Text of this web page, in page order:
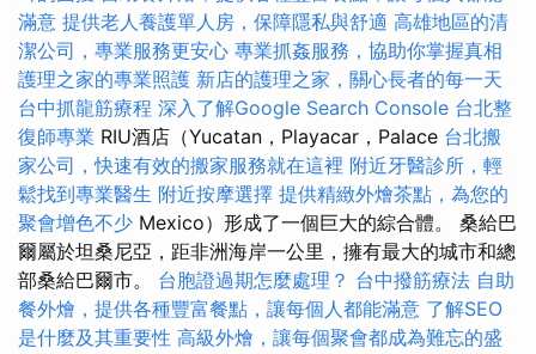
滿意 提供老人養護單人房，保障隱私與舒適 高雄地區的清
潔公司，專業服務更安心 專業抓姦服務，協助你掌握真相
護理之家的專業照護 新店的護理之家，關心長者的每一天
台中抓龍筋療程 深入了解Google Search Console 台北整
復師專業 RIU酒店（Yucatan，Playacar，Palace 台北搬
家公司，快速有效的搬家服務就在這裡 附近牙醫診所，輕
鬆找到專業醫生 附近按摩選擇 提供精緻外燴茶點，為您的
聚會增色不少 Mexico）形成了一個巨大的綜合體。 桑給巴
爾屬於坦桑尼亞，距非洲海岸一公里，擁有最大的城市和總
部桑給巴爾市。 台胞證過期怎麼處理？ 台中撥筋療法 自助
餐外燴，提供各種豐富餐點，讓每個人都能滿意 了解SEO
是什麼及其重要性 高級外燴，讓每個聚會都成為難忘的盛